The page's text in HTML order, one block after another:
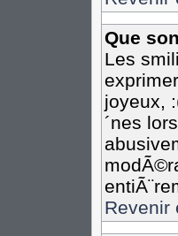
Que
Les
joyeux,
´nes
Revenir